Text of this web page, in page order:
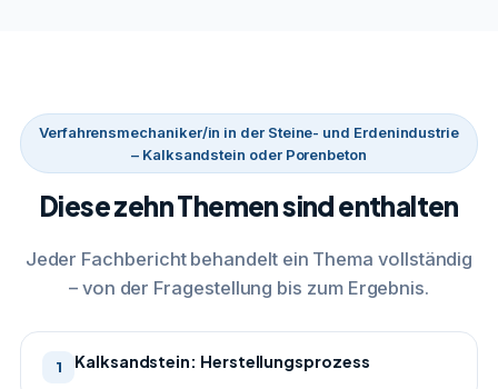
Verfahrensmechaniker/in in der Steine- und Erdenindustrie
– Kalksandstein oder Porenbeton
Diese zehn Themen sind enthalten
Jeder Fachbericht behandelt ein Thema vollständig
– von der Fragestellung bis zum Ergebnis.
1 Kalksandstein: Herstellungsprozess